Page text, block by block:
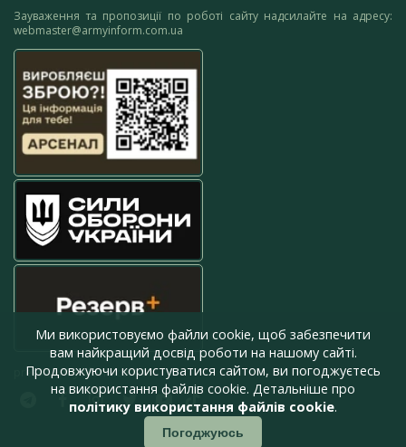
Зауваження та пропозиції по роботі сайту надсилайте на адресу:
webmaster@armyinform.com.ua
press@armyinform.com.ua
Ми використовуємо файли cookie, щоб забезпечити
вам найкращий досвід роботи на нашому сайті.
Продовжуючи користуватися сайтом, ви погоджуєтесь
на використання файлів cookie. Детальніше про
політику використання файлів cookie.
Погоджуюсь